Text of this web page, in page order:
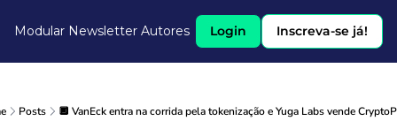
Modular Newsletter Autores Login Inscreva-se já!
Posts 🔲 VanEck entra na corrida pela tokenização e Yuga Labs vende